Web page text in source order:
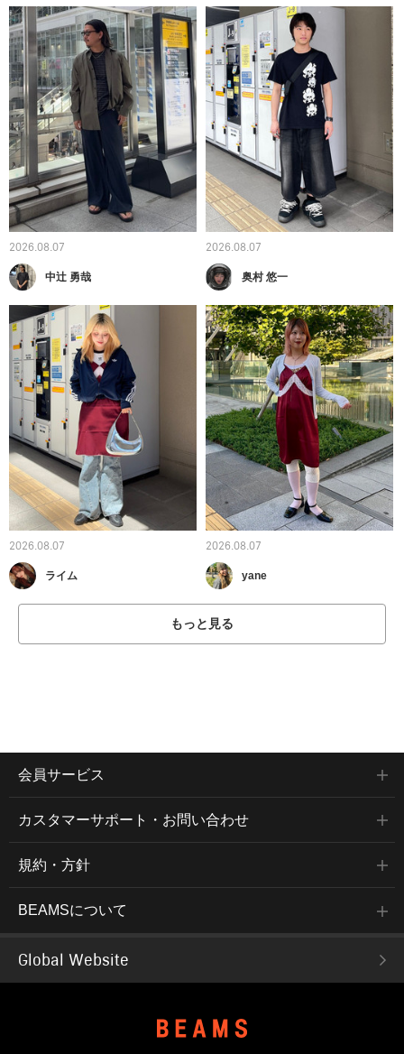
2026.08.07
中辻 勇哉
2026.08.07
奥村 悠一
2026.08.07
ライム
2026.08.07
yane
もっと見る
会員サービス
カスタマーサポート・お問い合わせ
規約・方針
BEAMSについて
Global Website